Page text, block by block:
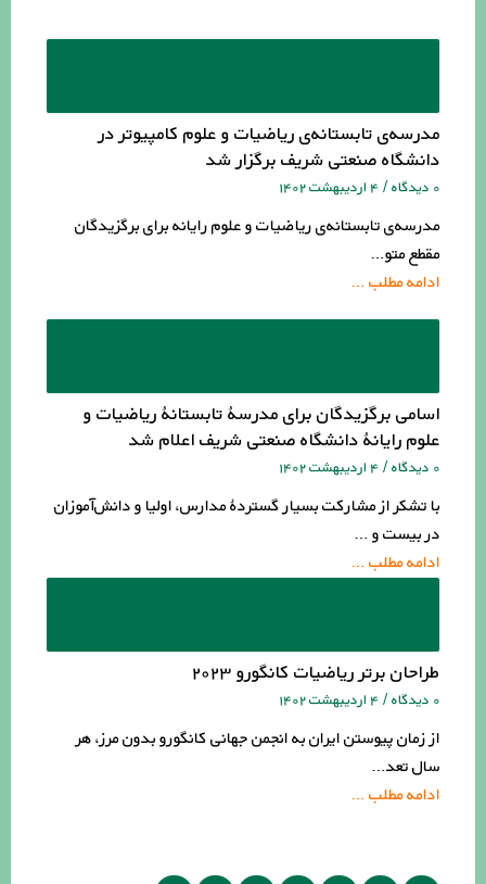
مدرسه‌ی تابستانه‌ی ریاضیات و علوم کامپیوتر در
دانشگاه صنعتی شریف برگزار شد
۰ دیدگاه / ۴ اردیبهشت ۱۴۰۲
مدرسه‌ی تابستانه‌ی ریاضیات و علوم رایانه برای برگزیدگان
مقطع متو…
ادامه مطلب …
اسامی برگزیدگان برای مدرسۀ تابستانۀ ریاضیات و
علوم رایانۀ دانشگاه صنعتی شریف اعلام شد
۰ دیدگاه / ۴ اردیبهشت ۱۴۰۲
با تشکر از مشارکت بسیار گستردۀ مدارس، اولیا و دانش‌آموزان
در بیست و …
ادامه مطلب …
طراحان برتر ریاضیات کانگورو ۲۰۲۳
۰ دیدگاه / ۴ اردیبهشت ۱۴۰۲
از زمان پیوستن ایران به انجمن جهانی کانگورو بدون مرز، هر
سال تعد…
ادامه مطلب …